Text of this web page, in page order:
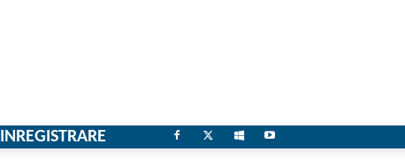
INREGISTRARE